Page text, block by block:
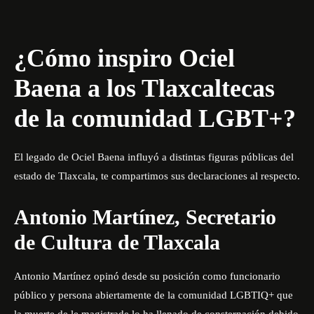
¿Cómo inspiro Ociel
Baena a los Tlaxcaltecas
de la comunidad LGBT+?
El legado de Ociel Baena influyó a distintas figuras públicas del
estado de Tlaxcala, te compartimos sus declaraciones al respecto.
Antonio Martínez, Secretario
de Cultura de Tlaxcala
Antonio Martínez opinó desde su posición como funcionario
público y persona abiertamente de la comunidad LGBTIQ+ que